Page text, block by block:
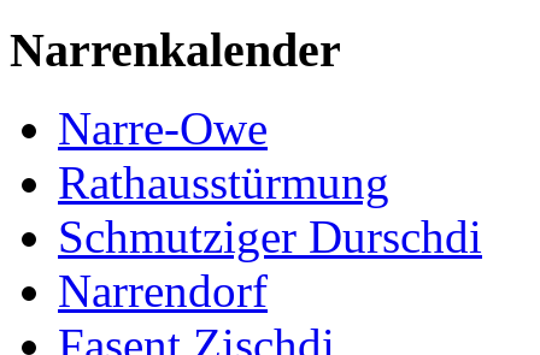
Narrenkalender
Narre-Owe
Rathausstürmung
Schmutziger Durschdi
Narrendorf